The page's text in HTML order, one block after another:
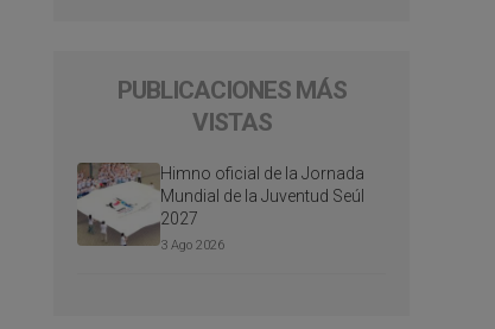
PUBLICACIONES MÁS
VISTAS
Himno oficial de la Jornada
Mundial de la Juventud Seúl
2027
3 Ago 2026